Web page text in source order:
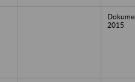
2015